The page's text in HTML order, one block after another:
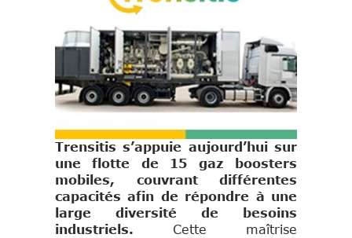
Trensitis s’appuie aujourd’hui sur
une flotte de 15 gaz boosters
mobiles, couvrant différentes
capacités afin de répondre à une
large diversité de besoins
industriels. Cette maîtrise